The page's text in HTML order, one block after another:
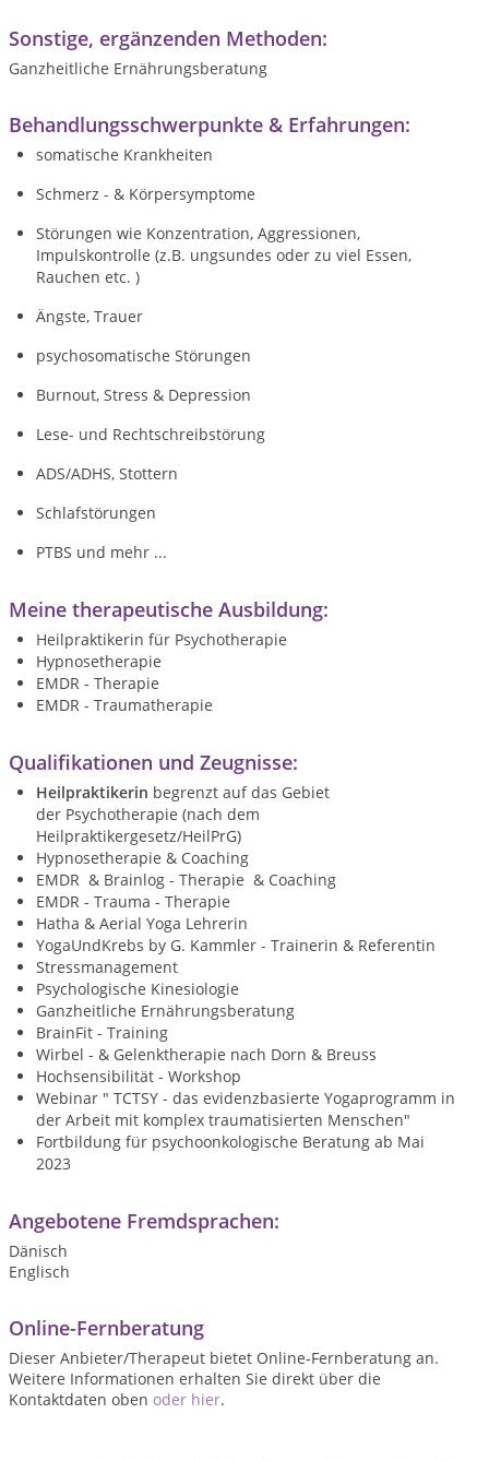
Sonstige, ergänzenden Methoden:
Ganzheitliche Ernährungsberatung
Behandlungsschwerpunkte & Erfahrungen:
somatische Krankheiten
Schmerz - & Körpersymptome
Störungen wie Konzentration, Aggressionen,
Impulskontrolle (z.B. ungsundes oder zu viel Essen,
Rauchen etc. )
Ängste, Trauer
psychosomatische Störungen
Burnout, Stress & Depression
Lese- und Rechtschreibstörung
ADS/ADHS, Stottern
Schlafstörungen
PTBS und mehr ...
Meine therapeutische Ausbildung:
Heilpraktikerin für Psychotherapie
Hypnosetherapie
EMDR - Therapie
EMDR - Traumatherapie
Qualifikationen und Zeugnisse:
Heilpraktikerin begrenzt auf das Gebiet
der Psychotherapie (nach dem
Heilpraktikergesetz/HeilPrG)
Hypnosetherapie & Coaching
EMDR & Brainlog - Therapie & Coaching
EMDR - Trauma - Therapie
Hatha & Aerial Yoga Lehrerin
YogaUndKrebs by G. Kammler - Trainerin & Referentin
Stressmanagement
Psychologische Kinesiologie
Ganzheitliche Ernährungsberatung
BrainFit - Training
Wirbel - & Gelenktherapie nach Dorn & Breuss
Hochsensibilität - Workshop
Webinar " TCTSY - das evidenzbasierte Yogaprogramm in
der Arbeit mit komplex traumatisierten Menschen"
Fortbildung für psychoonkologische Beratung ab Mai
2023
Angebotene Fremdsprachen:
Dänisch
Englisch
Online-Fernberatung
Dieser Anbieter/Therapeut bietet Online-Fernberatung an.
Weitere Informationen erhalten Sie direkt über die
Kontaktdaten oben oder hier.